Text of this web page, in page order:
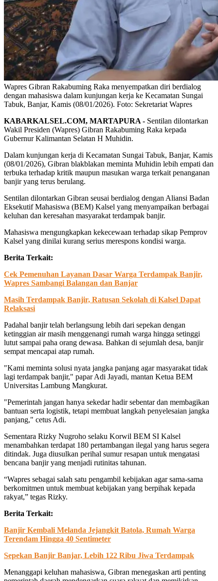
Wapres Gibran Rakabuming Raka menyempatkan diri berdialog
dengan mahasiswa dalam kunjungan kerja ke Kecamatan Sungai
Tabuk, Banjar, Kamis (08/01/2026). Foto: Sekretariat Wapres
KABARKALSEL.COM, MARTAPURA - Sentilan dilontarkan
Wakil Presiden (Wapres) Gibran Rakabuming Raka kepada
Gubernur Kalimantan Selatan H Muhidin.
Dalam kunjungan kerja di Kecamatan Sungai Tabuk, Banjar, Kamis
(08/01/2026), Gibran blakblakan meminta Muhidin lebih empati dan
terbuka terhadap kritik maupun masukan warga terkait penanganan
banjir yang terus berulang.
Sentilan dilontarkan Gibran seusai berdialog dengan Aliansi Badan
Eksekutif Mahasiswa (BEM) Kalsel yang menyampaikan berbagai
keluhan dan keresahan masyarakat terdampak banjir.
Mahasiswa mengungkapkan kekecewaan terhadap sikap Pemprov
Kalsel yang dinilai kurang serius merespons kondisi warga.
Berita Terkait:
Cek Pemenuhan Layanan Dasar Warga Terdampak Banjir,
Wapres Sambangi Balangan dan Banjar
Masih Terdampak Banjir, Ratusan Sekolah di Kalsel Dapat
Relaksasi
Padahal banjir telah berlangsung lebih dari sepekan dengan
ketinggian air masih menggenangi rumah warga hingga setinggi
lutut sampai paha orang dewasa. Bahkan di sejumlah desa, banjir
sempat mencapai atap rumah.
"Kami meminta solusi nyata jangka panjang agar masyarakat tidak
lagi terdampak banjir," papar Adi Jayadi, mantan Ketua BEM
Universitas Lambung Mangkurat.
"Pemerintah jangan hanya sekedar hadir sebentar dan membagikan
bantuan serta logistik, tetapi membuat langkah penyelesaian jangka
panjang," cetus Adi.
Sementara Rizky Nugroho selaku Korwil BEM SI Kalsel
menambahkan terdapat 180 pertambangan ilegal yang harus segera
ditindak. Juga diusulkan perihal sumur resapan untuk mengatasi
bencana banjir yang menjadi rutinitas tahunan.
“Wapres sebagai salah satu pengambil kebijakan agar sama-sama
berkomitmen untuk membuat kebijakan yang berpihak kepada
rakyat,” tegas Rizky.
Berita Terkait:
Banjir Kembali Melanda Jejangkit Batola, Rumah Warga
Terendam Hingga 40 Sentimeter
Sepekan Banjir Banjar, Lebih 122 Ribu Jiwa Terdampak
Menanggapi keluhan mahasiswa, Gibran menegaskan arti penting